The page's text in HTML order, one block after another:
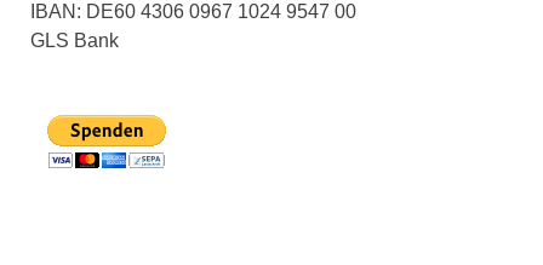
IBAN: DE60 4306 0967 1024 9547 00
GLS Bank